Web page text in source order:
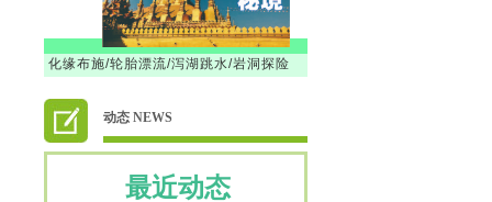
化缘布施/轮胎漂流/泻湖跳水/岩洞探险
动态 NEWS
最近动态
13917887615
订购新项目 【暑假】新疆之南疆
GO
13917887615
订购新项目 【暑假】新疆之南疆
GO
楚楚
订购新项目 景泰蓝
GO
刘莹
卢小平
订购新项目 龙虾遇上戏水大战
GO
订购新项目 嵊州三日